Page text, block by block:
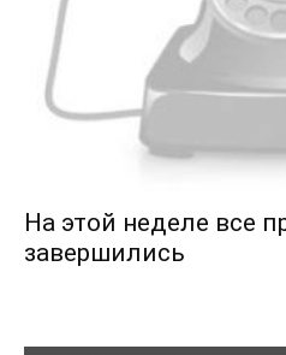
На этой неделе все
завершились